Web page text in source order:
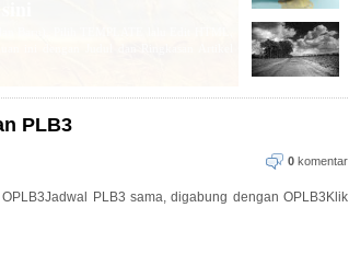
PLB3
0 komentar
PLB3 sama, digabung dengan OPLB3Klik